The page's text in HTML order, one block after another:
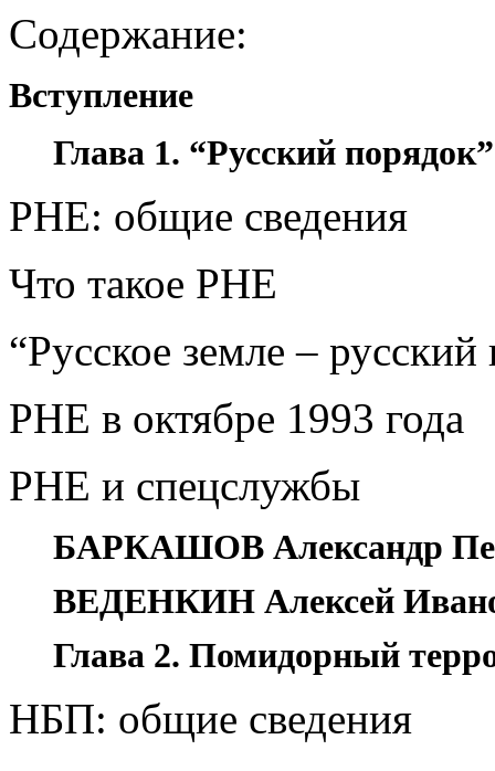
Содержание:
Вступление
Глава 1. “Русский
РНЕ: общие сведения
Что такое РНЕ
“Русское земле –
РНЕ в октябре 1993 года
РНЕ и спецслужбы
БАРКАШОВ Александр
ВЕДЕНКИН Алексей
Глава 2. Помидорный
НБП: общие сведения